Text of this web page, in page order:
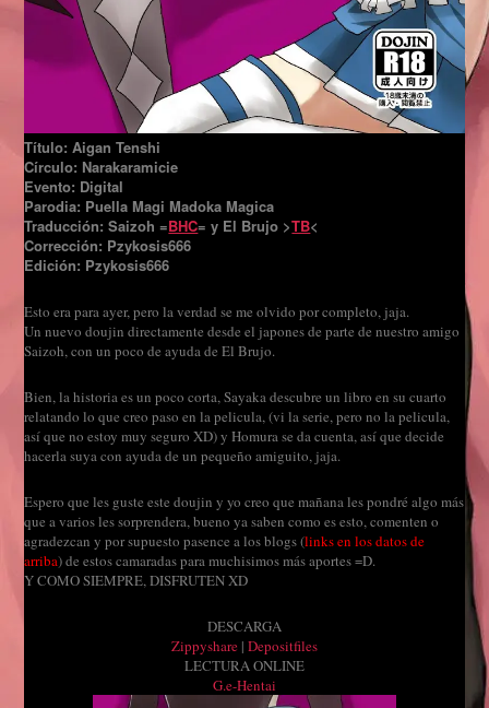
Título: Aigan Tenshi
Círculo: Narakaramicie
Evento: Digital
Parodia: Puella Magi Madoka Magica
Traducción: Saizoh =BHC= y El Brujo >TB<
Corrección: Pzykosis666
Edición: Pzykosis666
Esto era para ayer, pero la verdad se me olvido por completo, jaja.
Un nuevo doujin directamente desde el japones de parte de nuestro amigo
Saizoh, con un poco de ayuda de El Brujo.
Bien, la historia es un poco corta, Sayaka descubre un libro en su cuarto
relatando lo que creo paso en la pelicula, (vi la serie, pero no la pelicula,
así que no estoy muy seguro XD) y Homura se da cuenta, así que decide
hacerla suya con ayuda de un pequeño amiguito, jaja.
Espero que les guste este doujin y yo creo que mañana les pondré algo más
que a varios les sorprendera, bueno ya saben como es esto, comenten o
agradezcan y por supuesto pasence a los blogs (links en los datos de
arriba) de estos camaradas para muchisimos más aportes =D.
Y COMO SIEMPRE, DISFRUTEN XD
DESCARGA
Zippyshare | Depositfiles
LECTURA ONLINE
G.e-Hentai